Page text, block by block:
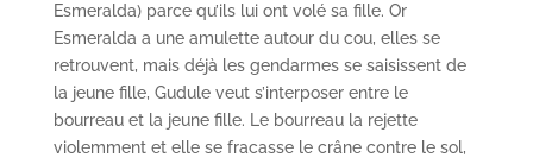
Esmeralda) parce qu’ils lui ont volé sa fille. Or
Esmeralda a une amulette autour du cou, elles se
retrouvent, mais déjà les gendarmes se saisissent de
la jeune fille, Gudule veut s’interposer entre le
bourreau et la jeune fille. Le bourreau la rejette
violemment et elle se fracasse le crâne contre le sol,